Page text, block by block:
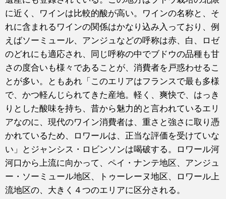
に近く、ワインは比較的酸が高い。ワインの名称と、そ
れに含まれるワインの関係はかなり込み入っており、例
えばソーミュール、アンジュなどの呼称は赤、白、ロゼ
のどれにも適応され、同じ呼称の中でブドウの品種も甘
さの度合いも様々であることが、消費者を戸惑わせるこ
とが多い。ともあれ「このエリアはフランスで最も多様
で、かつ軽んじられてきた産地。軽く、爽快で、はっき
りとした酸味を持ち、昔から魅力的と言われているエリ
アなのに、現代のワイン消費者は、重さと強さに取り憑
かれているため、ロワールは、正当な評価を受けていな
い」とジャンシス・ロビンソンは喝破する。ロワール河
河口から上流に向かって、ペイ・ナンテ地区、アンジュ
ー・ソーミュール地区、トゥーレーヌ地区、ロワール上
流地区の、大きく４つのエリアに区分される。